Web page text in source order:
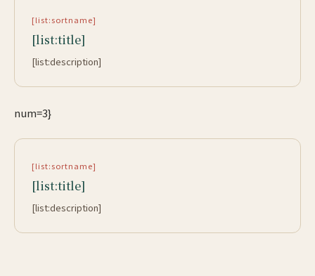
[list:sortname]
[list:title]
[list:description]
num=3}
[list:sortname]
[list:title]
[list:description]